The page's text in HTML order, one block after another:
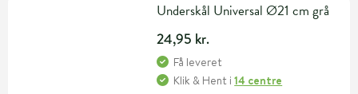
Underskål Universal Ø21 cm grå
24,95 kr.
Få leveret
Klik & Hent i14 centre